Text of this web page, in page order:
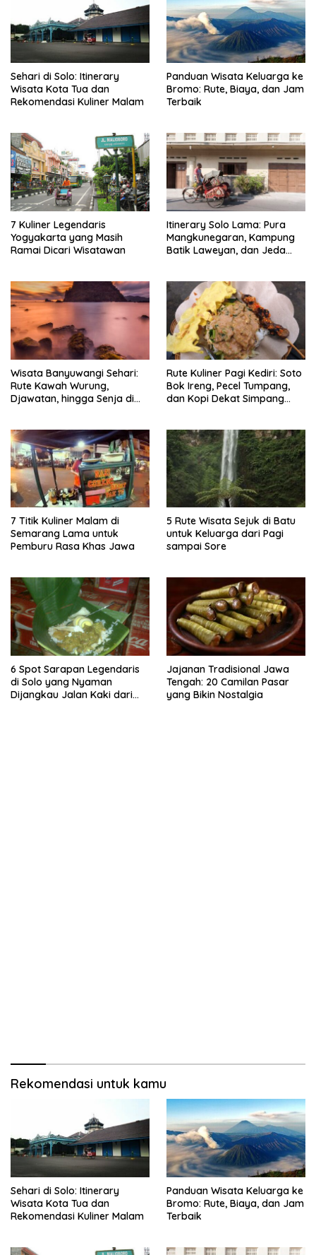
Sehari di Solo: Itinerary
Wisata Kota Tua dan
Rekomendasi Kuliner Malam
Panduan Wisata Keluarga ke
Bromo: Rute, Biaya, dan Jam
Terbaik
7 Kuliner Legendaris
Yogyakarta yang Masih
Ramai Dicari Wisatawan
Itinerary Solo Lama: Pura
Mangkunegaran, Kampung
Batik Laweyan, dan Jeda
Wisata Banyuwangi Sehari:
Rute Kawah Wurung,
Djawatan, hingga Senja di
Rute Kuliner Pagi Kediri: Soto
Bok Ireng, Pecel Tumpang,
dan Kopi Dekat Simpang
7 Titik Kuliner Malam di
Semarang Lama untuk
Pemburu Rasa Khas Jawa
5 Rute Wisata Sejuk di Batu
untuk Keluarga dari Pagi
sampai Sore
6 Spot Sarapan Legendaris
di Solo yang Nyaman
Dijangkau Jalan Kaki dari
Jajanan Tradisional Jawa
Tengah: 20 Camilan Pasar
yang Bikin Nostalgia
Rekomendasi untuk kamu
Sehari di Solo: Itinerary
Wisata Kota Tua dan
Rekomendasi Kuliner Malam
Panduan Wisata Keluarga ke
Bromo: Rute, Biaya, dan Jam
Terbaik